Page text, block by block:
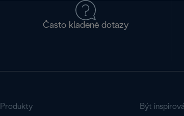
Často kladené dotazy
Produkty Být